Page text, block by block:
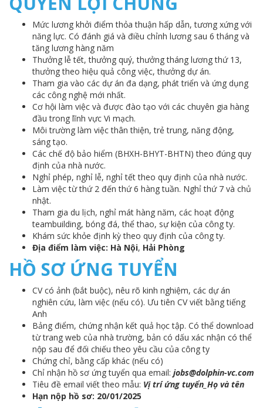
Mức lương khởi điểm thỏa thuận hấp dẫn, tương xứng với
năng lực. Có đánh giá và điều chỉnh lương sau 6 tháng và
tăng lương hàng năm
Thưởng lễ tết, thưởng quý, thưởng tháng lương thứ 13,
thưởng theo hiệu quả công việc, thưởng dự án.
Tham gia vào các dự án đa dạng, phát triển và ứng dụng
các công nghệ mới nhất.
Cơ hội làm việc và được đào tạo với các chuyên gia hàng
đầu trong lĩnh vực Vi mạch.
Môi trường làm việc thân thiện, trẻ trung, năng động,
sáng tạo.
Các chế độ bảo hiểm (BHXH-BHYT-BHTN) theo đúng quy
định của nhà nước.
Nghỉ phép, nghỉ lễ, nghỉ tết theo quy định của nhà nước.
Làm việc từ thứ 2 đến thứ 6 hàng tuần. Nghỉ thứ 7 và chủ
nhật.
Tham gia du lịch, nghỉ mát hàng năm, các hoạt động
teambuilding, bóng đá, thể thao, sự kiện của công ty.
Khám sức khỏe định kỳ theo quy định của công ty.
Địa điểm làm việc: Hà Nội, Hải Phòng
HỒ SƠ ỨNG TUYỂN
CV có ảnh (bắt buộc), nêu rõ kinh nghiệm, các dự án
nghiên cứu, làm việc (nếu có). Ưu tiên CV viết bằng tiếng
Anh
Bảng điểm, chứng nhận kết quả học tập. Có thể download
từ trang web của nhà trường, bản có dấu xác nhận có thể
nộp sau để đối chiếu theo yêu cầu của công ty
Chứng chỉ, bằng cấp khác (nếu có)
Chỉ nhận hồ sơ ứng tuyển qua email: jobs@dolphin-vc.com
Tiêu đề email viết theo mẫu: Vị trí ứng tuyển_Họ và tên
Hạn nộp hồ sơ: 20/01/2025